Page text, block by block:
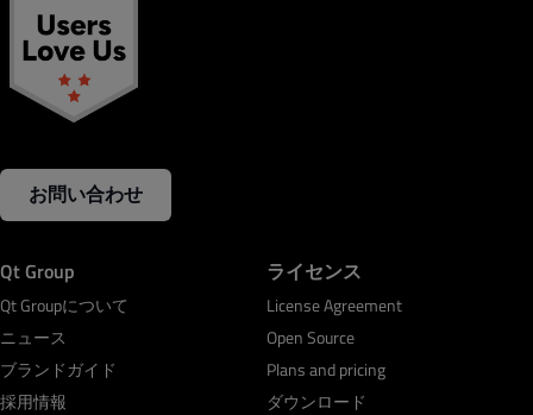
お問い合わせ
Qt Group
Qt Groupについて
ニュース
ブランドガイド
採用情報
ライセンス
License Agreement
Open Source
Plans and pricing
ダウンロード